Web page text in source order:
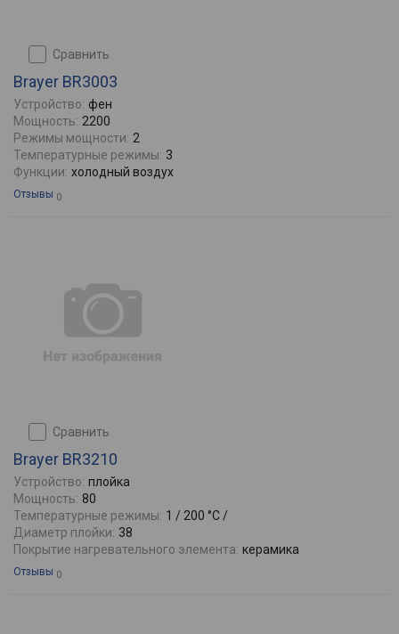
сравнить
Brayer BR3003
Устройство: фен
Мощность: 2200
Режимы мощности: 2
Температурные режимы: 3
Функции: холодный воздух
Отзывы 0
сравнить
Brayer BR3210
Устройство: плойка
Мощность: 80
Температурные режимы: 1 / 200 °C /
Диаметр плойки: 38
Покрытие нагревательного элемента: керамика
Отзывы 0